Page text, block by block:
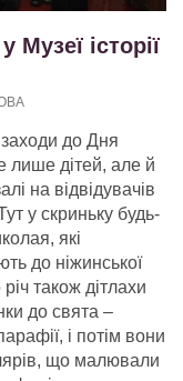
історії
до Дня
лише дітей, але й
на відвідувачів
у скриньку будь-
які
до ніжинської
також дітлахи
до свята –
і потім вони
що малювали